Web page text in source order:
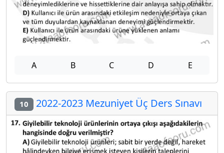
A B C D E
10 2022-2023 Mezuniyet Üç Ders Sınavı